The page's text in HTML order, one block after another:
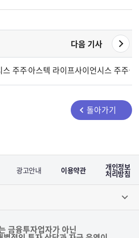
다음 기사
주주들, 우편 투표로 이사회 변경 및
아스텍 라이프사이언시스 주주
돌아가기
광고안내 이용약관 개인정보
처리방침
금융투자업자가 아닌